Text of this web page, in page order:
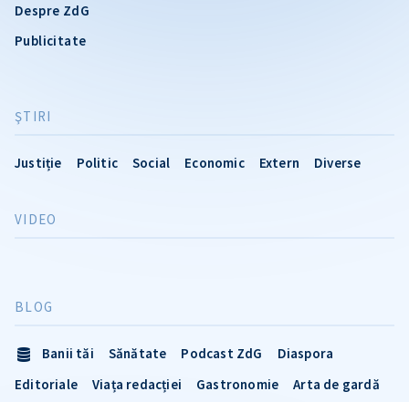
Despre ZdG
Publicitate
ŞTIRI
Justiție Politic Social Economic Extern Diverse
VIDEO
BLOG
Banii tăi Sănătate Podcast ZdG
Diaspora
Editoriale
Viața redacției Gastronomie
Arta de gardă